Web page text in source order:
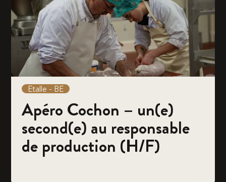
Etalle - BE
Apéro Cochon – un(e)
second(e) au responsable
de production (H/F)